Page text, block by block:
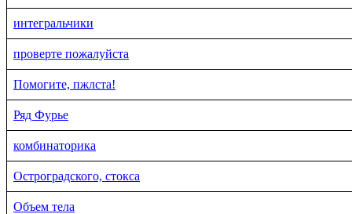
интегральчики
проверте пожалуйста
Помогите, пжлста!
Ряд Фурье
комбинаторика
Остроградского, стокса
Объем тела